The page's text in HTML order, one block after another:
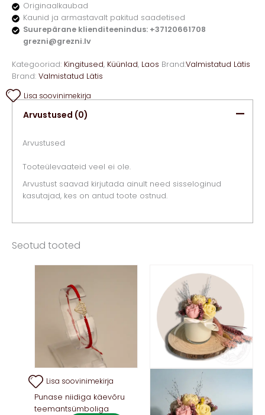
Originaalkaubad
Kaunid ja armastavalt pakitud saadetised
Suurepärane klienditeenindus: +37120661708
grezni@grezni.lv
Kategooriad: Kingitused, Küünlad, Laos Brand:Valmistatud Lätis
Brand: Valmistatud Lätis
Lisa soovinimekirja
Arvustused (0)
Arvustused
Tooteülevaateid veel ei ole.
Arvustust saavad kirjutada ainult need sisseloginud
kasutajad, kes on antud toote ostnud.
Seotud tooted
Lisa soovinimekirja
Punase niidiga käevõru
teemantsümboliga